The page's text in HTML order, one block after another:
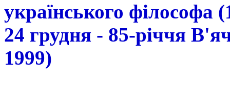
українського філософа
24 грудня - 85-річчя
1999)